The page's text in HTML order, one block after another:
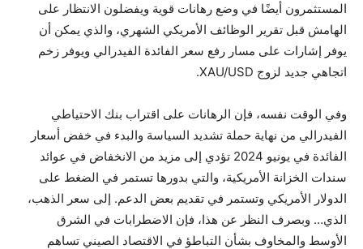
المستثمرون أيضًا في وضع رهانات قوية ويفضلون الانتظار على
الهامش قبل تقرير الوظائف الأمريكي الشهري، والذي يمكن أن
يوفر إشارات على مسار رفع سعر الفائدة الفيدرالي ويوفر زخم
اتجاهي جديد لزوج XAU/USD.
وفي الوقت نفسه، فإن الرهانات على اقتراب بنك الاحتياطي
الفيدرالي من نهاية حملة تشديد السياسة والبدء في خفض أسعار
الفائدة في يونيو 2024 تؤدي إلى مزيد من الانخفاض في عوائد
سندات الخزانة الأمريكية، والتي بدورها تستمر في الضغط على
الدولار الأمريكي وتستمر في تقديم بعض الدعم. إلى سعر الذهب،
الذي… وبصرف النظر عن هذا، فإن الاضطرابات في الشرق
الأوسط والمخاوف بشأن التباطؤ في الاقتصاد الصيني تساهم